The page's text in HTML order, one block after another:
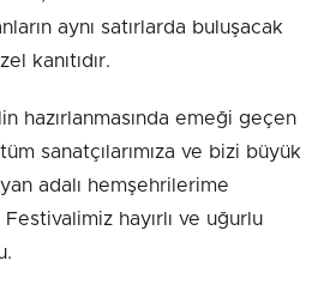
aynı satırlarda buluşacak
kanıtıdır.
hazırlanmasında emeği geçen
sanatçılarımıza ve bizi büyük
adalı hemşehrilerime
hayırlı ve uğurlu